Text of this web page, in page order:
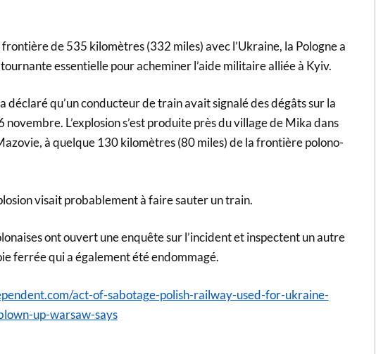
de 535 kilomètres (332 miles) avec l’Ukraine, la Pologne a
essentielle pour acheminer l’aide militaire alliée à Kyiv.
déclaré qu’un conducteur de train avait signalé des dégâts sur la
L’explosion s’est produite près du village de Mika dans
à quelque 130 kilomètres (80 miles) de la frontière polono-
visait probablement à faire sauter un train.
ont ouvert une enquête sur l’incident et inspectent un autre
ferrée qui a également été endommagé.
act-of-sabotage-polish-railway-used-for-ukraine-
up-warsaw-says